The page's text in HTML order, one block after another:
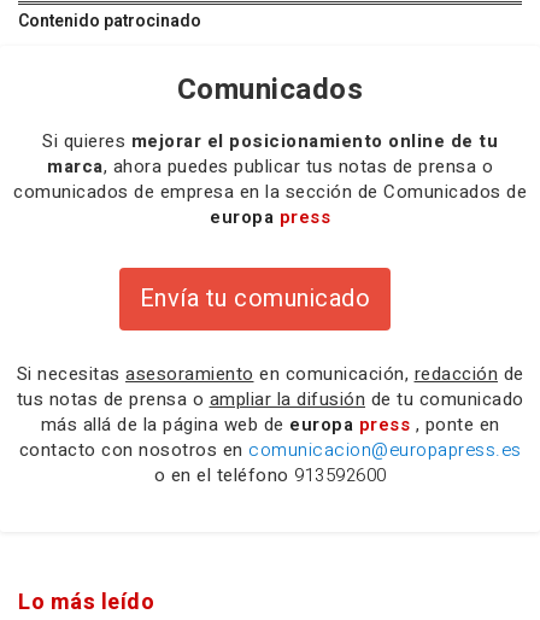
Contenido patrocinado
Comunicados
Si quieres mejorar el posicionamiento online de tu
marca, ahora puedes publicar tus notas de prensa o
comunicados de empresa en la sección de Comunicados de
europa press
Envía tu comunicado
Si necesitas asesoramiento en comunicación, redacción de
tus notas de prensa o ampliar la difusión de tu comunicado
más allá de la página web de europa press , ponte en
contacto con nosotros en comunicacion@europapress.es
o en el teléfono 913592600
Lo más leído